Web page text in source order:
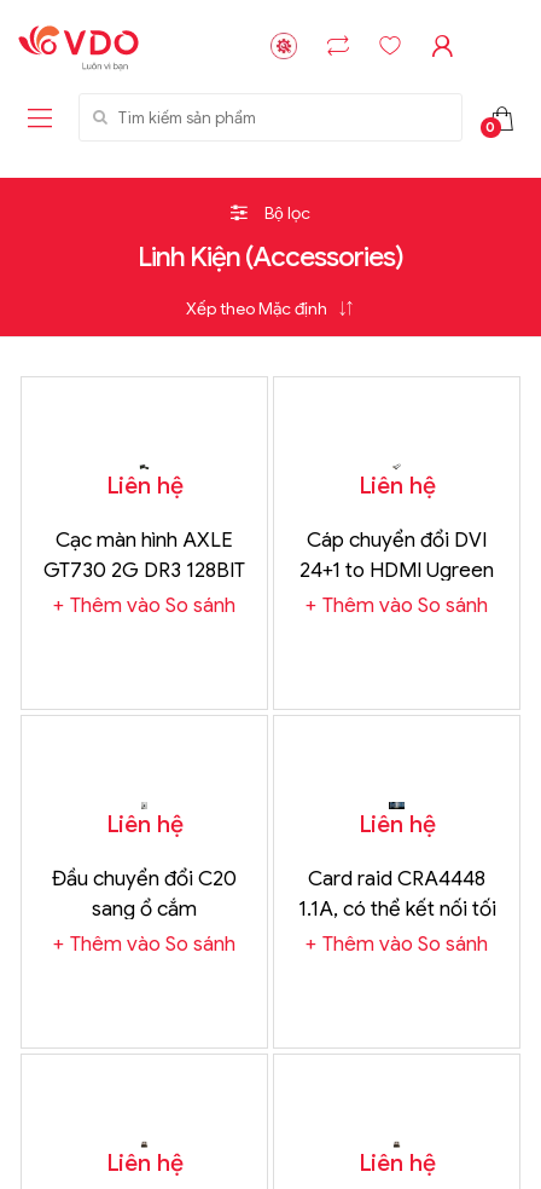
Tìm kiếm sản phẩm
0
Bộ lọc
Linh Kiện (Accessories)
Liên hệ
Cạc màn hình AXLE
GT730 2G DR3 128BIT
Thêm vào So sánh
Liên hệ
Cáp chuyển đổi DVI
24+1 to HDMI Ugreen
20118
Thêm vào So sánh
Liên hệ
Đầu chuyển đổi C20
sang ổ cắm
Thêm vào So sánh
Liên hệ
Card raid CRA4448
1.1A, có thể kết nối tối
đa 32 ổ cứng
Thêm vào So sánh
Liên hệ Liên hệ